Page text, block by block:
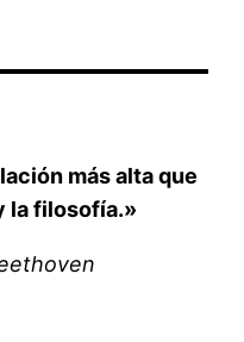
más alta que
la filosofía.»